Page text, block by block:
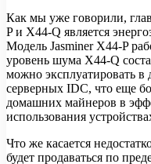
Как мы уже говорили,
P и X44-Q является
Модель Jasminer X44-P
уровень шума X44-Q
можно эксплуатировать
серверных IDC, что еще
домашних майнеров в
использования
Что же касается
будет продаваться по